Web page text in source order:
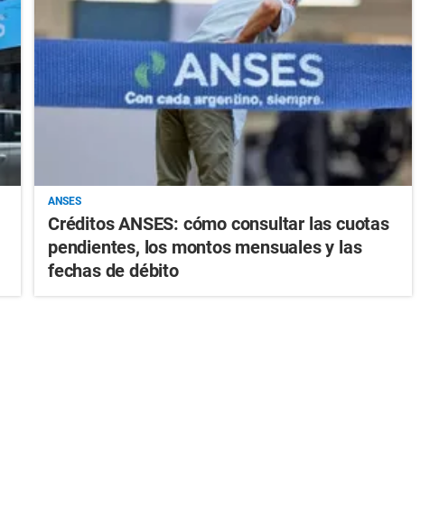
ANSES
Créditos ANSES: cómo consultar las cuotas
pendientes, los montos mensuales y las
fechas de débito